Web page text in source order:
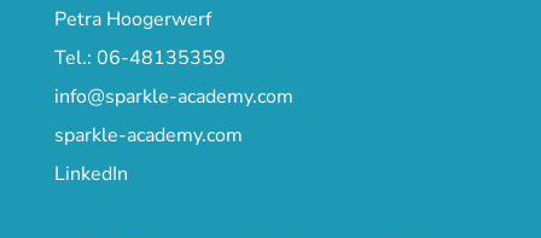
Petra Hoogerwerf
Tel.: 06-48135359
info@sparkle-academy.com
sparkle-academy.com
LinkedIn